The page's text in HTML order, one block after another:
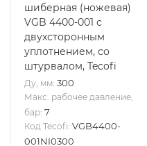
шиберная (ножевая)
VGB 4400-001 с
двухсторонным
уплотнением, со
штурвалом, Tecofi
Ду, мм: 300
Макс. рабочее давление,
бар: 7
Код Tecofi: VGB4400-
001NI0300